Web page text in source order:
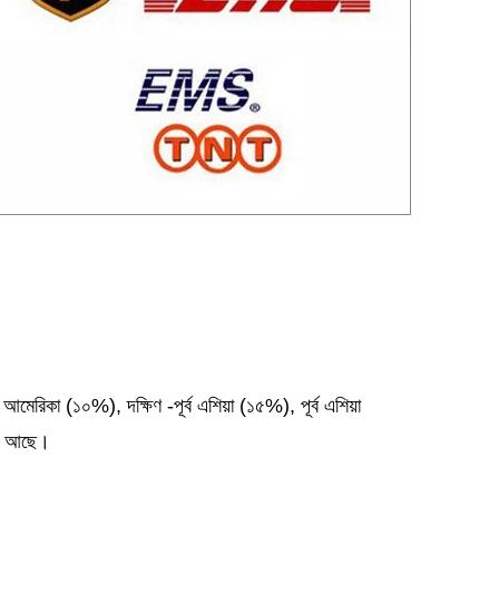
(১০%), দক্ষিণ -পূর্ব এশিয়া (১৫%), পূর্ব এশিয়া
আছে।